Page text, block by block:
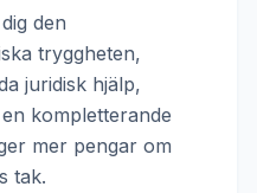
den
tryggheten,
juridisk hjälp,
kompletterande
mer pengar om
tak.